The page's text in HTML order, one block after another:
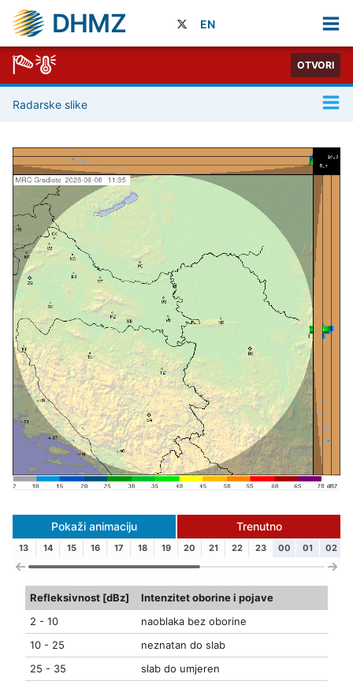
DHMZ EN
OTVORI
Radarske slike
Pokaži animaciju Trenutno
13 14 15 16 17 18 19 20 21 22 23 00 01 02
Refleksivnost [dBz]
Intenzitet oborine i pojave
2 - 10
naoblaka bez oborine
10 - 25
neznatan do slab
25 - 35
slab do umjeren